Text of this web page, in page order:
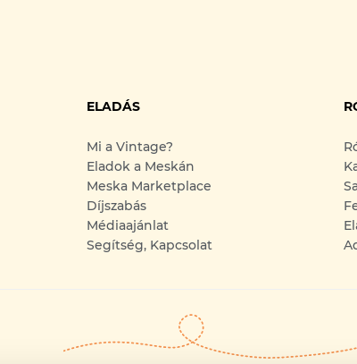
ELADÁS
Mi a Vintage?
Eladok a Meskán
Meska Marketplace
Díjszabás
Médiaajánlat
Segítség, Kapcsolat